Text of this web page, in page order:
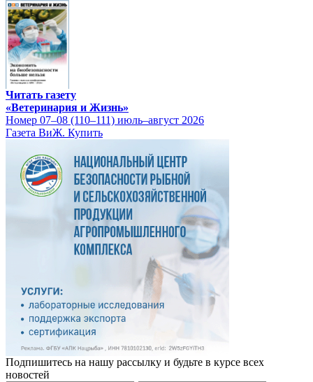
Читать газету
«Ветеринария и Жизнь»
Номер 07–08 (110–111) июль–август 2026
Газета ВиЖ. Купить
Подпишитесь на нашу рассылку и будьте в курсе всех
новостей